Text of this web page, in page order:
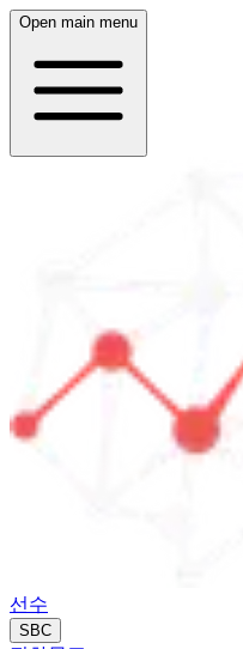
Open main menu
선수
SBC